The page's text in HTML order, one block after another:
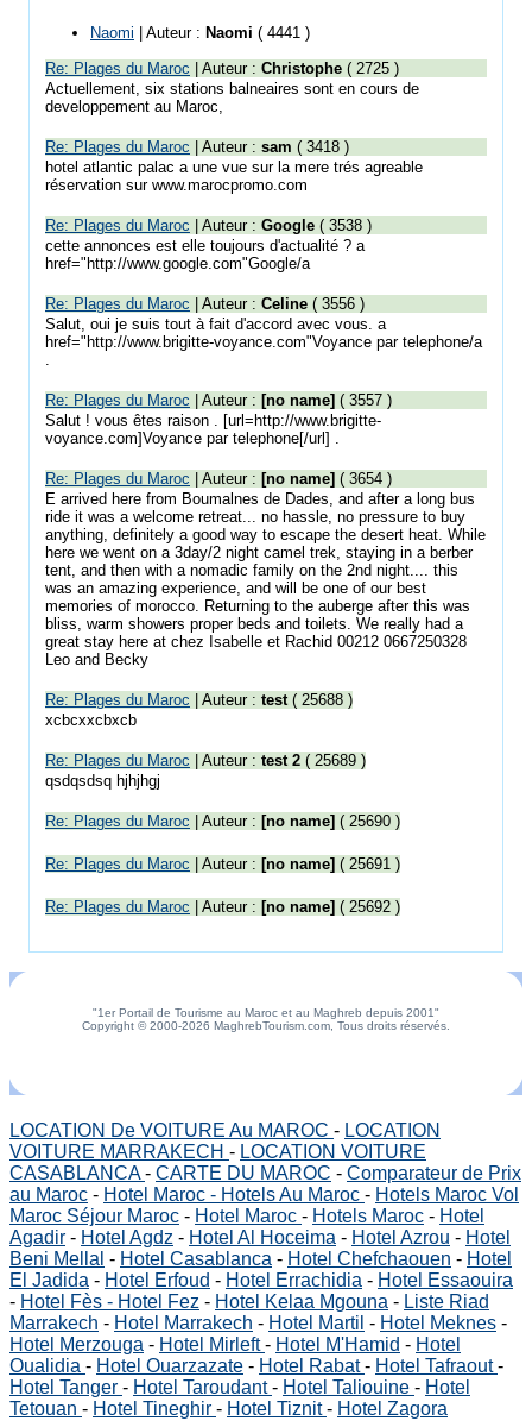
Naomi | Auteur : Naomi ( 4441 )
Re: Plages du Maroc | Auteur : Christophe ( 2725 )
Actuellement, six stations balneaires sont en cours de
developpement au Maroc,
Re: Plages du Maroc | Auteur : sam ( 3418 )
hotel atlantic palac a une vue sur la mere trés agreable
réservation sur www.marocpromo.com
Re: Plages du Maroc | Auteur : Google ( 3538 )
cette annonces est elle toujours d'actualité ? a
href="http://www.google.com"Google/a
Re: Plages du Maroc | Auteur : Celine ( 3556 )
Salut, oui je suis tout à fait d'accord avec vous. a
href="http://www.brigitte-voyance.com"Voyance par telephone/a
.
Re: Plages du Maroc | Auteur : [no name] ( 3557 )
Salut ! vous êtes raison . [url=http://www.brigitte-
voyance.com]Voyance par telephone[/url] .
Re: Plages du Maroc | Auteur : [no name] ( 3654 )
E arrived here from Boumalnes de Dades, and after a long bus
ride it was a welcome retreat... no hassle, no pressure to buy
anything, definitely a good way to escape the desert heat. While
here we went on a 3day/2 night camel trek, staying in a berber
tent, and then with a nomadic family on the 2nd night.... this
was an amazing experience, and will be one of our best
memories of morocco. Returning to the auberge after this was
bliss, warm showers proper beds and toilets. We really had a
great stay here at chez Isabelle et Rachid 00212 0667250328
Leo and Becky
Re: Plages du Maroc | Auteur : test( 25688 )
xcbcxxcbxcb
Re: Plages du Maroc | Auteur : test 2 ( 25689 )
qsdqsdsq hjhjhgj
Re: Plages du Maroc | Auteur : [no name] ( 25690 )
Re: Plages du Maroc | Auteur : [no name] ( 25691 )
Re: Plages du Maroc | Auteur : [no name] ( 25692 )
"1er Portail de Tourisme au Maroc et au Maghreb depuis 2001"
Copyright © 2000-2026 MaghrebTourism.com, Tous droits réservés.
LOCATION De VOITURE Au MAROC - LOCATION
VOITURE MARRAKECH - LOCATION VOITURE
CASABLANCA- CARTE DU MAROC - Comparateur de Prix
au Maroc - Hotel Maroc - Hotels Au Maroc - Hotels Maroc Vol
Maroc Séjour Maroc - Hotel Maroc - Hotels Maroc - Hotel
Agadir - Hotel Agdz - Hotel Al Hoceima - Hotel Azrou - Hotel
Beni Mellal - Hotel Casablanca - Hotel Chefchaouen - Hotel
El Jadida - Hotel Erfoud - Hotel Errachidia - Hotel Essaouira
- Hotel Fès - Hotel Fez - Hotel Kelaa Mgouna - Liste Riad
Marrakech - Hotel Marrakech - Hotel Martil - Hotel Meknes -
Hotel Merzouga - Hotel Mirleft- Hotel M'Hamid - Hotel
Oualidia - Hotel Ouarzazate - Hotel Rabat- Hotel Tafraout-
Hotel Tanger - Hotel Taroudant- Hotel Taliouine - Hotel
Tetouan - Hotel Tineghir - Hotel Tiznit- Hotel Zagora